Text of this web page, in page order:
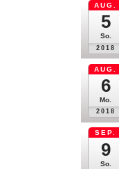
AUG.
5
So.
2018
AUG.
6
Mo.
2018
SEP.
9
So.